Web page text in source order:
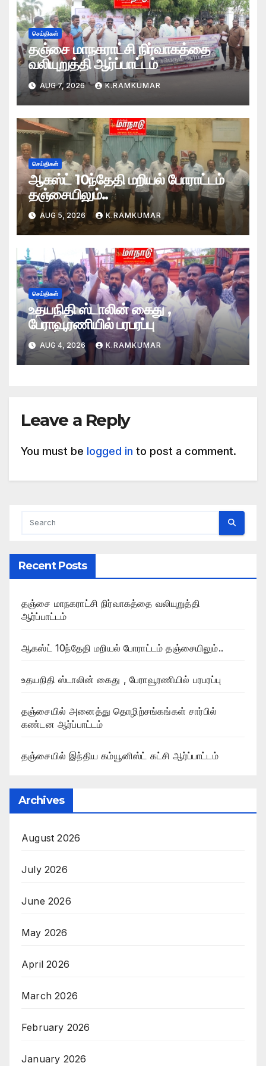
செய்திகள்
தஞ்சை மாநகராட்சி நிர்வாகத்தை
வலியுறுத்தி ஆர்ப்பாட்டம்
AUG 7, 2026 K.RAMKUMAR
செய்திகள்
ஆகஸ்ட் 10ந்தேதி மறியல் போராட்டம்
தஞ்சையிலும்..
AUG 5, 2026 K.RAMKUMAR
செய்திகள்
உதயநிதி ஸ்டாலின் கைது ,
பேராவூரணியில் பரபரப்பு
AUG 4, 2026 K.RAMKUMAR
Leave a Reply
You must be logged in to post a comment.
Recent Posts
தஞ்சை மாநகராட்சி நிர்வாகத்தை வலியுறுத்தி
ஆர்ப்பாட்டம்
ஆகஸ்ட் 10ந்தேதி மறியல் போராட்டம் தஞ்சையிலும்..
உதயநிதி ஸ்டாலின் கைது , பேராவூரணியில் பரபரப்பு
தஞ்சையில் அனைத்து தொழிற்சங்கங்கள் சார்பில்
கண்டன ஆர்ப்பாட்டம்
தஞ்சையில் இந்திய கம்யூனிஸ்ட் கட்சி ஆர்ப்பாட்டம்
Archives
August 2026
July 2026
June 2026
May 2026
April 2026
March 2026
February 2026
January 2026